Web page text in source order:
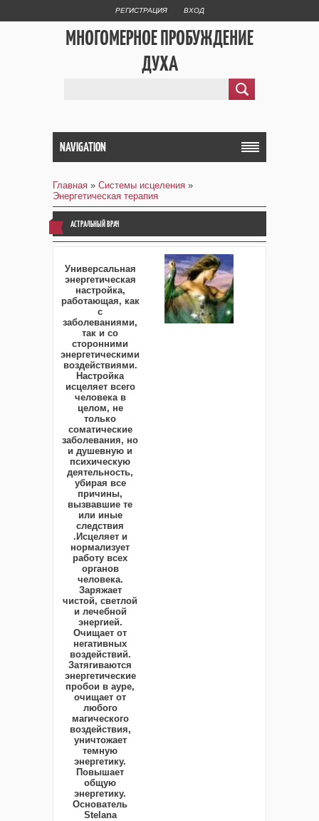
РЕГИСТРАЦИЯ ВХОД
МНОГОМЕРНОЕ ПРОБУЖДЕНИЕ
ДУХА
NAVIGATION
Главная » Системы исцеления »
Энергетическая терапия
АСТРАЛЬНЫЙ ВРАЧ
Универсальная
энергетическая
настройка,
работающая, как
с
заболеваниями,
так и со
сторонними
энергетическими
воздействиями.
Настройка
исцеляет всего
человека в
целом, не
только
соматические
заболевания, но
и душевную и
психическую
деятельность,
убирая все
причины,
вызвавшие те
или иные
следствия
.Исцеляет и
нормализует
работу всех
органов
человека.
Заряжает
чистой, светлой
и лечебной
энергией.
Очищает от
негативных
воздействий.
Затягиваются
энергетические
пробои в ауре,
очищает от
любого
магического
воздействия,
уничтожает
темную
энергетику.
Повышает
общую
энергетику.
Основатель
Stelana